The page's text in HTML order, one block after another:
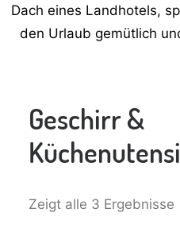
Dach eines Landhotels,
den Urlaub gemütlich
Geschirr &
Zeigt alle 3 Ergebnisse